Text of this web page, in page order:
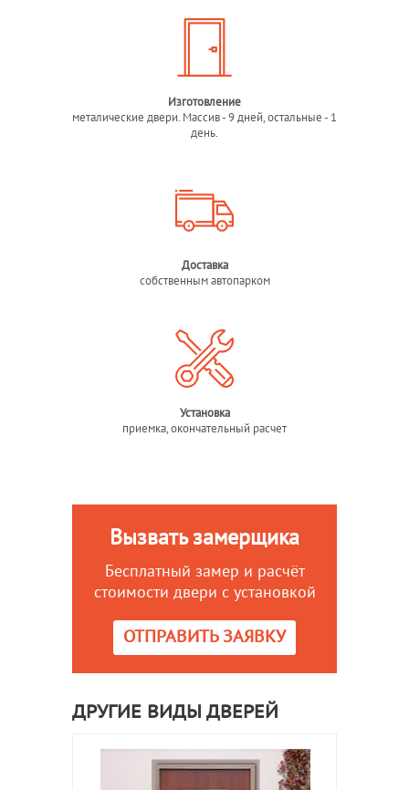
Изготовление
металические двери. Массив - 9 дней, остальные - 1
день.
Доставка
собственным автопарком
Установка
приемка, окончательный расчет
Вызвать замерщика
Бесплатный замер и расчёт
стоимости двери с установкой
ОТПРАВИТЬ ЗАЯВКУ
ДРУГИЕ ВИДЫ ДВЕРЕЙ